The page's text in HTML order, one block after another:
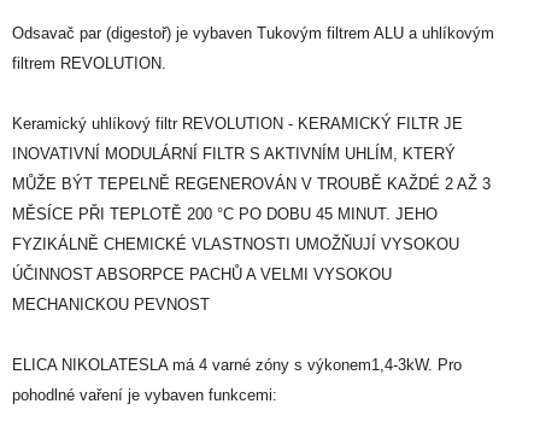
Odsavač par (digestoř) je vybaven Tukovým filtrem ALU a uhlíkovým
filtrem REVOLUTION.
Keramický uhlíkový filtr REVOLUTION - KERAMICKÝ FILTR JE
INOVATIVNÍ MODULÁRNÍ FILTR S AKTIVNÍM UHLÍM, KTERÝ
MŮŽE BÝT TEPELNĚ REGENEROVÁN V TROUBĚ KAŽDÉ 2 AŽ 3
MĚSÍCE PŘI TEPLOTĚ 200 °C PO DOBU 45 MINUT. JEHO
FYZIKÁLNĚ CHEMICKÉ VLASTNOSTI UMOŽŇUJÍ VYSOKOU
ÚČINNOST ABSORPCE PACHŮ A VELMI VYSOKOU
MECHANICKOU PEVNOST
ELICA NIKOLATESLA má 4 varné zóny s výkonem1,4-3kW. Pro
pohodlné vaření je vybaven funkcemi: